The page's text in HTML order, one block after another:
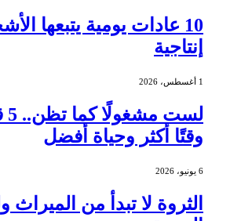
10 عادات يومية يتبعها
إنتاجية
1 أغسطس، 2026
وقتًا أكثر وحياة أفضل
6 يونيو، 2026
الثروة لا تبدأ من الميراث